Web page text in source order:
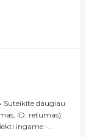
Suteikite daugiau
ID, retumas):
ingame -...